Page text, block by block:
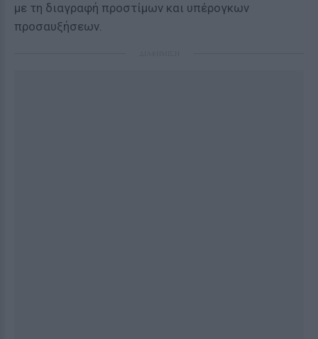
με τη διαγραφή προστίμων και υπέρογκων
προσαυξήσεων.